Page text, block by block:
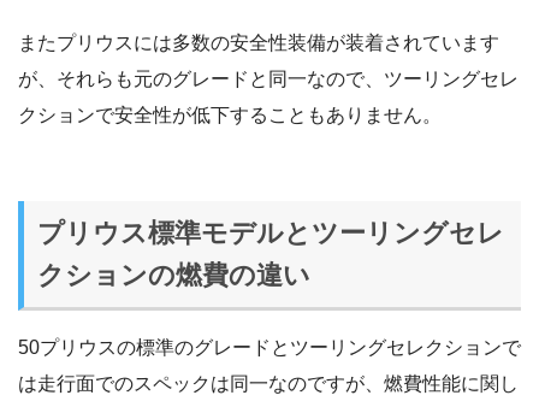
またプリウスには多数の安全性装備が装着されています
が、それらも元のグレードと同一なので、ツーリングセレ
クションで安全性が低下することもありません。
プリウス標準モデルとツーリングセレ
クションの燃費の違い
50プリウスの標準のグレードとツーリングセレクションで
は走行面でのスペックは同一なのですが、燃費性能に関し